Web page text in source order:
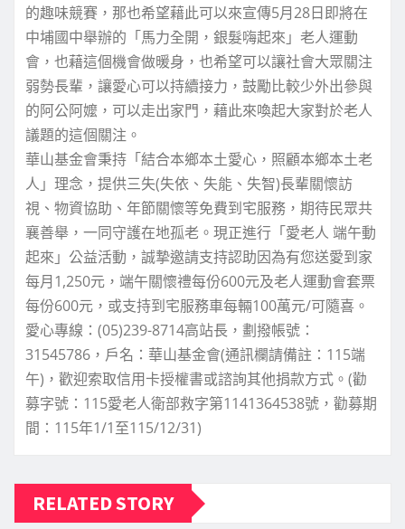
的趣味競賽，那也希望藉此可以來宣傳5月28日即將在
中埔國中舉辦的「馬力全開，銀髮嗨起來」老人運動
會，也藉這個機會做暖身，也希望可以讓社會大眾關注
弱勢長輩，讓愛心可以持續接力，鼓勵比較少外出參與
的阿公阿嬤，可以走出家門，藉此來喚起大家對於老人
議題的這個關注。
華山基金會秉持「結合本鄉本土愛心，照顧本鄉本土老
人」理念，提供三失(失依、失能、失智)長輩關懷訪
視、物資協助、年節關懷等免費到宅服務，期待民眾共
襄善舉，一同守護在地孤老。現正進行「愛老人 端午動
起來」公益活動，誠摯邀請支持認助因為有您送愛到家
每月1,250元，端午關懷禮每份600元及老人運動會套票
每份600元，或支持到宅服務車每輛100萬元/可隨喜。
愛心專線：(05)239-8714高站長，劃撥帳號：
31545786，戶名：華山基金會(通訊欄請備註：115端
午)，歡迎索取信用卡授權書或諮詢其他捐款方式。(勸
募字號：115愛老人衛部救字第1141364538號，勸募期
間：115年1/1至115/12/31)
RELATED STORY